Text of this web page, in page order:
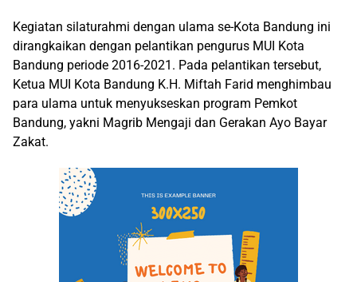
Kegiatan silaturahmi dengan ulama se-Kota Bandung ini
dirangkaikan dengan pelantikan pengurus MUI Kota
Bandung periode 2016-2021. Pada pelantikan tersebut,
Ketua MUI Kota Bandung K.H. Miftah Farid menghimbau
para ulama untuk menyukseskan program Pemkot
Bandung, yakni Magrib Mengaji dan Gerakan Ayo Bayar
Zakat.